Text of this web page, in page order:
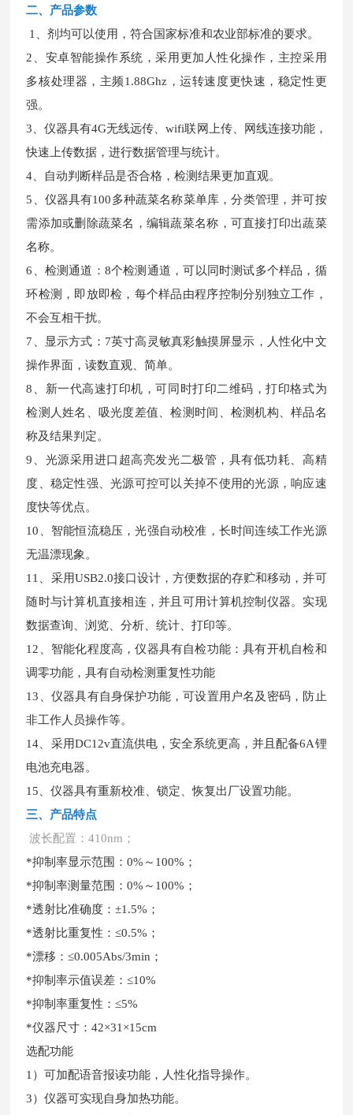
二、 产品参数
1、剂均可以使用，符合国家标准和农业部标准的要求。
2、安卓智能操作系统，采用更加人性化操作，主控采用
多核处理器，主频1.88Ghz，运转速度更快速，稳定性更
强。
3、仪器具有4G无线远传、wifi联网上传、网线连接功能，
快速上传数据，进行数据管理与统计。
4、自动判断样品是否合格，检测结果更加直观。
5、仪器具有100多种蔬菜名称菜单库，分类管理，并可按
需添加或删除蔬菜名，编辑蔬菜名称，可直接打印出蔬菜
名称。
6、检测通道：8个检测通道，可以同时测试多个样品，循
环检测，即放即检，每个样品由程序控制分别独立工作，
不会互相干扰。
7、显示方式：7英寸高灵敏真彩触摸屏显示，人性化中文
操作界面，读数直观、简单。
8、新一代高速打印机，可同时打印二维码，打印格式为
检测人姓名、吸光度差值、检测时间、检测机构、样品名
称及结果判定。
9、光源采用进口超高亮发光二极管，具有低功耗、高精
度、稳定性强、光源可控可以关掉不使用的光源，响应速
度快等优点。
10、智能恒流稳压，光强自动校准，长时间连续工作光源
无温漂现象。
11、采用USB2.0接口设计，方便数据的存贮和移动，并可
随时与计算机直接相连，并且可用计算机控制仪器。实现
数据查询、浏览、分析、统计、打印等。
12、智能化程度高，仪器具有自检功能：具有开机自检和
调零功能，具有自动检测重复性功能
13、仪器具有自身保护功能，可设置用户名及密码，防止
非工作人员操作等。
14、采用DC12v直流供电，安全系统更高，并且配备6A锂
电池充电器。
15、仪器具有重新校准、锁定、恢复出厂设置功能。
三、 产品特点
波长配置：410nm；
*抑制率显示范围：0%～100%；
*抑制率测量范围：0%～100%；
*透射比准确度：±1.5%；
*透射比重复性：≤0.5%；
*漂移：≤0.005Abs/3min；
*抑制率示值误差：≤10%
*抑制率重复性：≤5%
*仪器尺寸：42×31×15cm
选配功能
1）可加配语音报读功能，人性化指导操作。
3）仪器可实现自身加热功能。